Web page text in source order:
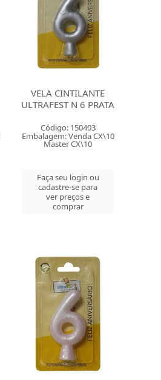
VELA CINTILANTE
ULTRAFEST N 6 PRATA
Código: 150403
Embalagem: Venda CX\10
Master CX\10
Faça seu login ou
cadastre-se para
ver preços e
comprar